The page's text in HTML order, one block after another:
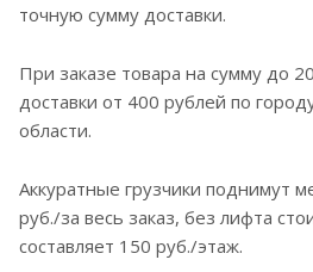
точную сумму доставки.
При заказе товара на сумму до
доставки от 400 рублей по
области.
Аккуратные грузчики поднимут
руб./за весь заказ, без лифта
составляет 150 руб./этаж.